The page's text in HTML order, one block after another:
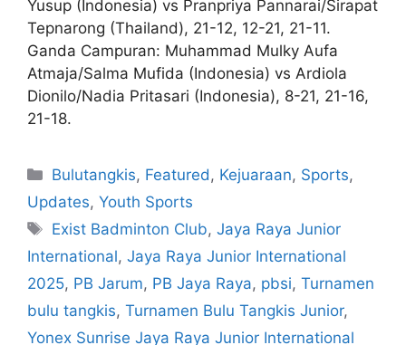
Yusup (Indonesia) vs Pranpriya Pannarai/Sirapat
Tepnarong (Thailand), 21-12, 12-21, 21-11.
Ganda Campuran: Muhammad Mulky Aufa
Atmaja/Salma Mufida (Indonesia) vs Ardiola
Dionilo/Nadia Pritasari (Indonesia), 8-21, 21-16,
21-18.
Bulutangkis, Featured, Kejuaraan, Sports,
Updates, Youth Sports
Exist Badminton Club,Jaya Raya Junior
International, Jaya Raya Junior International
2025, PB Jarum, PB Jaya Raya, pbsi, Turnamen
bulu tangkis, Turnamen Bulu Tangkis Junior,
Yonex Sunrise Jaya Raya Junior International